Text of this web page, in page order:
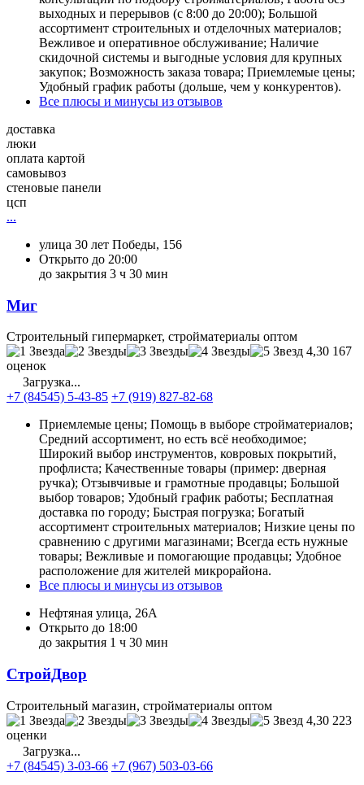
выходных и перерывов (с 8:00 до 20:00); Большой
ассортимент строительных и отделочных материалов;
Вежливое и оперативное обслуживание; Наличие
скидочной системы и выгодные условия для крупных
закупок; Возможность заказа товара; Приемлемые цены;
Удобный график работы (дольше, чем у конкурентов).
Все плюсы и минусы из отзывов
доставка
люки
оплата картой
самовывоз
стеновые панели
цсп
...
улица 30 лет Победы, 156
Открыто до 20:00
до закрытия 3 ч 30 мин
Миг
Строительный гипермаркет, стройматериалы оптом
4,30 167
оценок
Загрузка...
+7 (84545) 5-43-85 +7 (919) 827-82-68
Приемлемые цены; Помощь в выборе стройматериалов;
Средний ассортимент, но есть всё необходимое;
Широкий выбор инструментов, ковровых покрытий,
профлиста; Качественные товары (пример: дверная
ручка); Отзывчивые и грамотные продавцы; Большой
выбор товаров; Удобный график работы; Бесплатная
доставка по городу; Быстрая погрузка; Богатый
ассортимент строительных материалов; Низкие цены по
сравнению с другими магазинами; Всегда есть нужные
товары; Вежливые и помогающие продавцы; Удобное
расположение для жителей микрорайона.
Все плюсы и минусы из отзывов
Нефтяная улица, 26А
Открыто до 18:00
до закрытия 1 ч 30 мин
СтройДвор
Строительный магазин, стройматериалы оптом
4,30 223
оценки
Загрузка...
+7 (84545) 3-03-66 +7 (967) 503-03-66